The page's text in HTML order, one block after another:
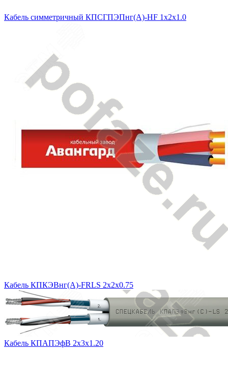
Кабель симметричный КПСГПЭПнг(А)-HF 1х2х1.0
Кабель КПКЭВнг(А)-FRLS 2x2x0.75
Кабель КПАПЭфВ 2х3х1.20